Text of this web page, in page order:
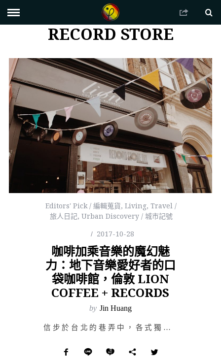
RECORD STORE
Editors' Pick / 編輯蒐貨,Living,Travel /
旅人日記, Urban Discovery / 城市記號
2017-10-28
咖啡加乘音樂的魔幻魅
力：地下音樂愛好者的口
袋咖啡館，倫敦 LION
COFFEE + RECORDS
by Jin Huang
信步於台北的巷弄中，各式獨立的咖啡館林立；高品質的手沖咖啡已經是基本配備，各家咖啡各異的烘焙、沖法、…